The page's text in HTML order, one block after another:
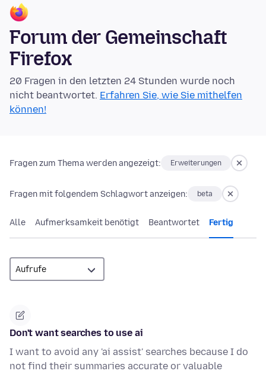
Forum der Gemeinschaft
Firefox
20 Fragen in den letzten 24 Stunden wurde noch
nicht beantwortet. Erfahren Sie, wie Sie mithelfen
können!
Fragen zum Thema werden angezeigt: Erweiterungen
Fragen mit folgendem Schlagwort anzeigen: beta
Alle Aufmerksamkeit benötigt Beantwortet Fertig
Don't want searches to use ai
I want to avoid any 'ai assist' searches because I do
not find their summaries accurate or valuable